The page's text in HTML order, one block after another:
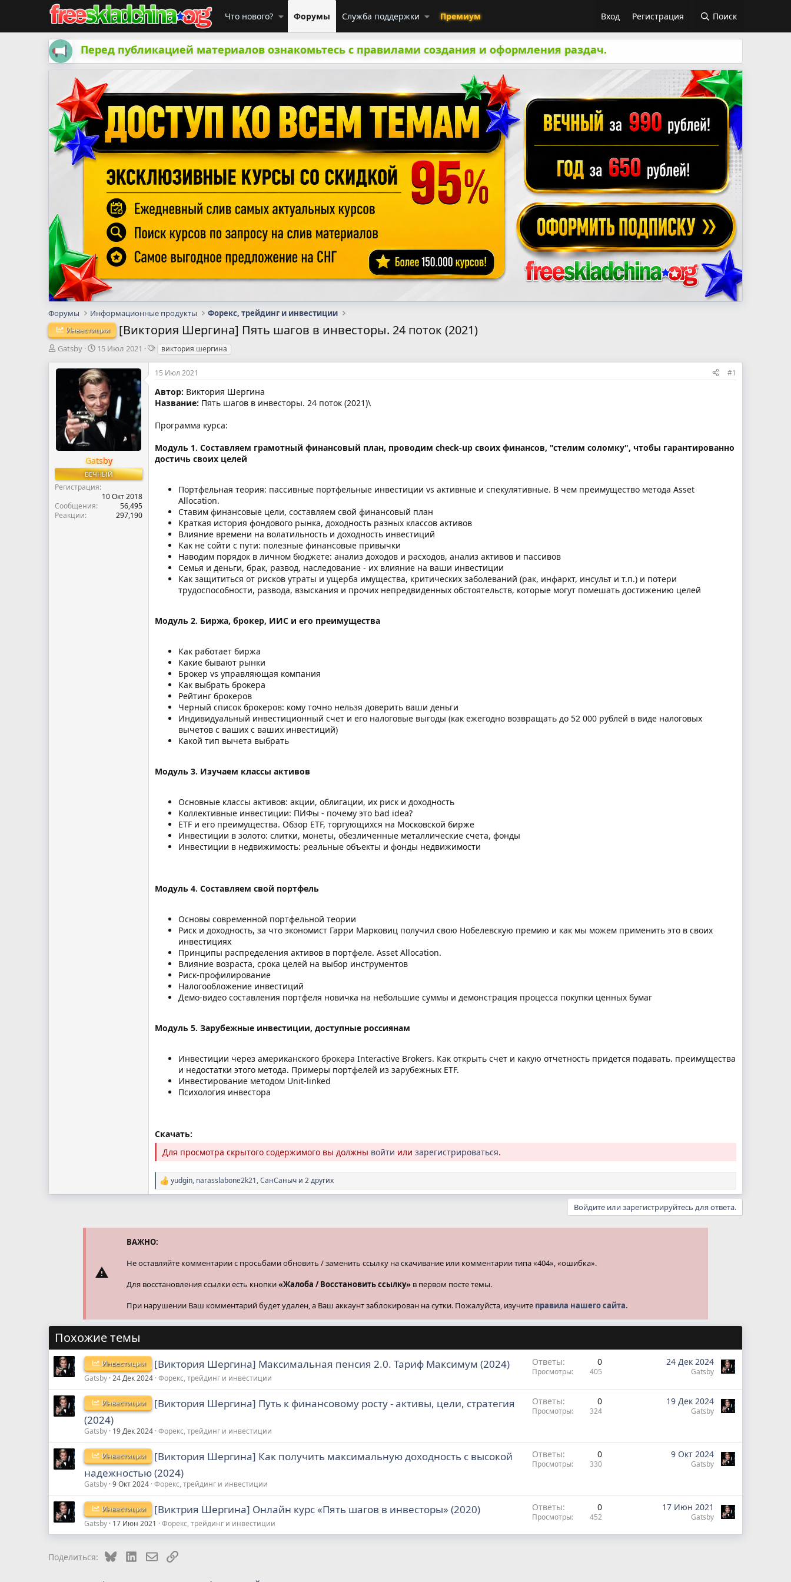
Что нового? Форумы Служба поддержки Премиум Вход Регистрация Поиск
Перед публикацией материалов ознакомьтесь с правилами создания и оформления раздач.
Форумы Информационные продукты Форекс, трейдинг и инвестиции
Инвестиции [Виктория Шергина] Пять шагов в инвесторы. 24 поток (2021)
А
т
м
Gatsby
Д
т
а
н
а
ч
а
л
15 Июл 2021
Т
г
и
виктория шергина
Gatsby
ВЕЧНЫЙ
Регистрация
10 Окт 2018
Сообщения
56,495
Реакции
297,190
15 Июл 2021 #1
Автор: Виктория Шергина
Название: Пять шагов в инвесторы. 24 поток (2021)\
Программа курса:
Модуль 1. Составляем грамотный финансовый план, проводим check-up своих финансов, "стелим соломку", чтобы гарантированно
достичь своих целей
Портфельная теория: пассивные портфельные инвестиции vs активные и спекулятивные. В чем преимущество метода Asset
Allocation.
Ставим финансовые цели, составляем свой финансовый план
Краткая история фондового рынка, доходность разных классов активов
Влияние времени на волатильность и доходность инвестиций
Как не сойти с пути: полезные финансовые привычки
Наводим порядок в личном бюджете: анализ доходов и расходов, анализ активов и пассивов
Семья и деньги, брак, развод, наследование - их влияние на ваши инвестиции
Как защититься от рисков утраты и ущерба имущества, критических заболеваний (рак, инфаркт, инсульт и т.п.) и потери
трудоспособности, развода, взыскания и прочих непредвиденных обстоятельств, которые могут помешать достижению целей
Модуль 2. Биржа, брокер, ИИС и его преимущества
Как работает биржа
Какие бывают рынки
Брокер vs управляющая компания
Как выбрать брокера
Рейтинг брокеров
Черный список брокеров: кому точно нельзя доверить ваши деньги
Индивидуальный инвестиционный счет и его налоговые выгоды (как ежегодно возвращать до 52 000 рублей в виде налоговых
вычетов с ваших с ваших инвестиций)
Какой тип вычета выбрать
Модуль 3. Изучаем классы активов
Основные классы активов: акции, облигации, их риск и доходность
Коллективные инвестиции: ПИФы - почему это bad idea?
ETF и его преимущества. Обзор ETF, торгующихся на Московской бирже
Инвестиции в золото: слитки, монеты, обезличенные металлические счета, фонды
Инвестиции в недвижимость: реальные объекты и фонды недвижимости
Mодуль 4. Составляем свой портфель
Основы современной портфельной теории
Риск и доходность, за что экономист Гарри Марковиц получил свою Нобелевскую премию и как мы можем применить это в своих
инвестициях
Принципы распределения активов в портфеле. Asset Allocation.
Влияние возраста, срока целей на выбор инструментов
Риск-профилирование
Налогообложение инвестиций
Демо-видео составления портфеля новичка на небольшие суммы и демонстрация процесса покупки ценных бумаг
Модуль 5. Зарубежные инвестиции, доступные россиянам
Инвестиции через американского брокера Interactive Brokers. Как открыть счет и какую отчетность придется подавать. преимущества
и недостатки этого метода. Примеры портфелей из зарубежных ETF.
Инвестирование методом Unit-linked
Психология инвестора
Скачать:
Для просмотра скрытого содержимого вы должны войти или зарегистрироваться.
Р
е
и
yudgin, narasslabone2k21,СанСаныч и 2 других
Войдите или зарегистрируйтесь для ответа.
ВАЖНО:
Не оставляйте комментарии с просьбами обновить / заменить ссылку на скачивание или комментарии типа «404», «ошибка».
Для восстановления ссылки есть кнопки«Жалоба / Восстановить ссылку» в первом посте темы.
При нарушении Ваш комментарий будет удален, а Ваш аккаунт заблокирован на сутки. Пожалуйста, изучите правила нашего сайта.
Похожие темы
Инвестиции [Виктория Шергина] Максимальная пенсия 2.0. Тариф Максимум (2024)
Gatsby 24 Дек 2024 Форекс, трейдинг и инвестиции
Ответы 0
Просмотры 405
24 Дек 2024
Gatsby
Инвестиции
[Виктория Шергина] Путь к финансовому росту - активы, цели, стратегия
(2024)
Gatsby 19 Дек 2024 Форекс, трейдинг и инвестиции
Ответы 0
Просмотры 324
19 Дек 2024
Gatsby
Инвестиции
[Виктория Шергина] Как получить максимальную доходность с высокой
надежностью (2024)
Gatsby 9 Окт 2024 Форекс, трейдинг и инвестиции
Ответы 0
Просмотры 330
9 Окт 2024
Gatsby
Инвестиции [Виктрия Шергина] Онлайн курс «Пять шагов в инвесторы» (2020)
Gatsby 17 Июн 2021 Форекс, трейдинг и инвестиции
Ответы 0
Просмотры 452
17 Июн 2021
Gatsby
Поделиться: BlueskyLinkedInЭлектронная почта
Ссылка